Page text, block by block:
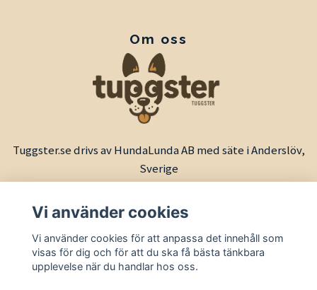
Om oss
Tuggster.se drivs av HundaLunda AB med säte i Anderslöv,
Sverige
Vi använder cookies
Vi använder cookies för att anpassa det innehåll som
visas för dig och för att du ska få bästa tänkbara
upplevelse när du handlar hos oss.